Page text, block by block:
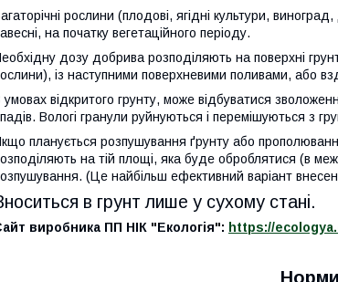
рослини (плодові, ягідні культури,
на початку вегетаційного періоду.
дозу добрива розподіляють на поверхні
із наступними поверхневими поливами, або
умовах відкритого грунту, може відбуватися
Вологі гранули руйнуються і перемішуються з
планується розпушування ґрунту або
на тій площі, яка буде оброблятися (в
(Це найбільш ефективний варіант
в грунт лише у сухому стані.
виробника ПП НІК "Екологія": https://